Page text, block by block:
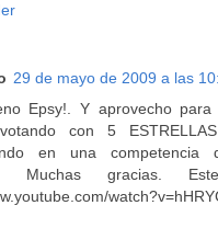
29 de mayo de 2009 a las
Epsy!. Y aprovecho
con 5
en una competencia
Muchas gracias.